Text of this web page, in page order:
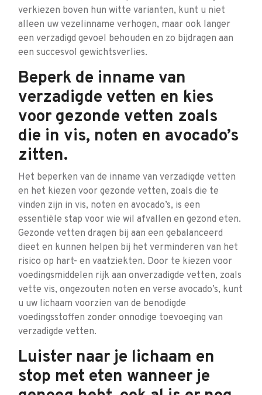
verkiezen boven hun witte varianten, kunt u niet
alleen uw vezelinname verhogen, maar ook langer
een verzadigd gevoel behouden en zo bijdragen aan
een succesvol gewichtsverlies.
Beperk de inname van
verzadigde vetten en kies
voor gezonde vetten zoals
die in vis, noten en avocado’s
zitten.
Het beperken van de inname van verzadigde vetten
en het kiezen voor gezonde vetten, zoals die te
vinden zijn in vis, noten en avocado’s, is een
essentiële stap voor wie wil afvallen en gezond eten.
Gezonde vetten dragen bij aan een gebalanceerd
dieet en kunnen helpen bij het verminderen van het
risico op hart- en vaatziekten. Door te kiezen voor
voedingsmiddelen rijk aan onverzadigde vetten, zoals
vette vis, ongezouten noten en verse avocado’s, kunt
u uw lichaam voorzien van de benodigde
voedingsstoffen zonder onnodige toevoeging van
verzadigde vetten.
Luister naar je lichaam en
stop met eten wanneer je